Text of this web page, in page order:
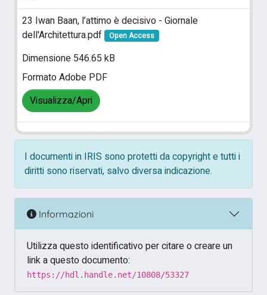
23 Iwan Baan, l’attimo è decisivo - Giornale
dell'Architettura.pdf
Open Access
Dimensione 546.65 kB
Formato Adobe PDF
Visualizza/Apri
I documenti in IRIS sono protetti da copyright e tutti i
diritti sono riservati, salvo diversa indicazione.
Informazioni
Utilizza questo identificativo per citare o creare un
link a questo documento:
https://hdl.handle.net/10808/53327